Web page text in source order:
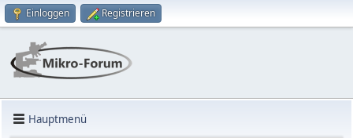
Einloggen Registrieren
Hauptmenü